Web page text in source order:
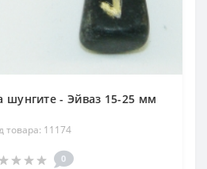
шунгите - Эйваз 15-25 мм
товара: 11174
0